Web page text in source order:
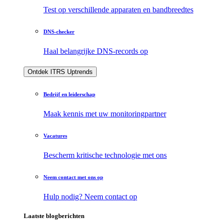
Test op verschillende apparaten en bandbreedtes
DNS-checker
Haal belangrijke DNS-records op
Ontdek ITRS Uptrends
Bedrijf en leiderschap
Maak kennis met uw monitoringpartner
Vacatures
Bescherm kritische technologie met ons
Neem contact met ons op
Hulp nodig? Neem contact op
Laatste blogberichten